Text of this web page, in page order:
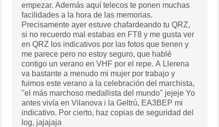
empezar. Además aquí telecos te ponen muchas
facilidades a la hora de las memorias.
Precisamente ayer estuve chafardeando tu QRZ,
si no recuerdo mal estabas en FT8 y me gusta ver
en QRZ los indicativos por las fotos que tienen y
me parece pero no estoy seguro, que hablé
contigo un verano en VHF por el repe. A Llerena
va bastante a menudo mi mujer por trabajo y
fuimos este verano a la celebración del marchista,
"el más marchoso medallista del mundo" jejeje Yo
antes vivía en Vilanova i la Geltrú, EA3BEP mi
indicativo. Por cierto, haz copias de seguridad del
log, jajajaja